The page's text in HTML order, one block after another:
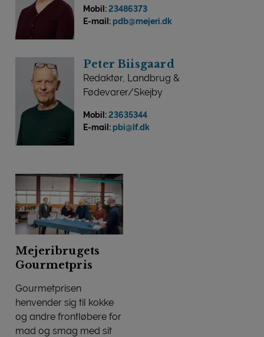
Mobil:23486373
E-mail: pdb@mejeri.dk
Peter Biisgaard
Redaktør, Landbrug &
Fødevarer/Skejby
Mobil:23635344
E-mail: pbi@lf.dk
Mejeribrugets
Gourmetpris
Gourmetprisen
henvender sig til kokke
og andre frontløbere for
mad og smag med sit